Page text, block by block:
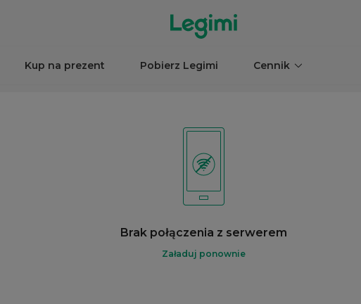
Kup na prezent Pobierz Legimi Cennik
Brak połączenia z serwerem
Załaduj ponownie